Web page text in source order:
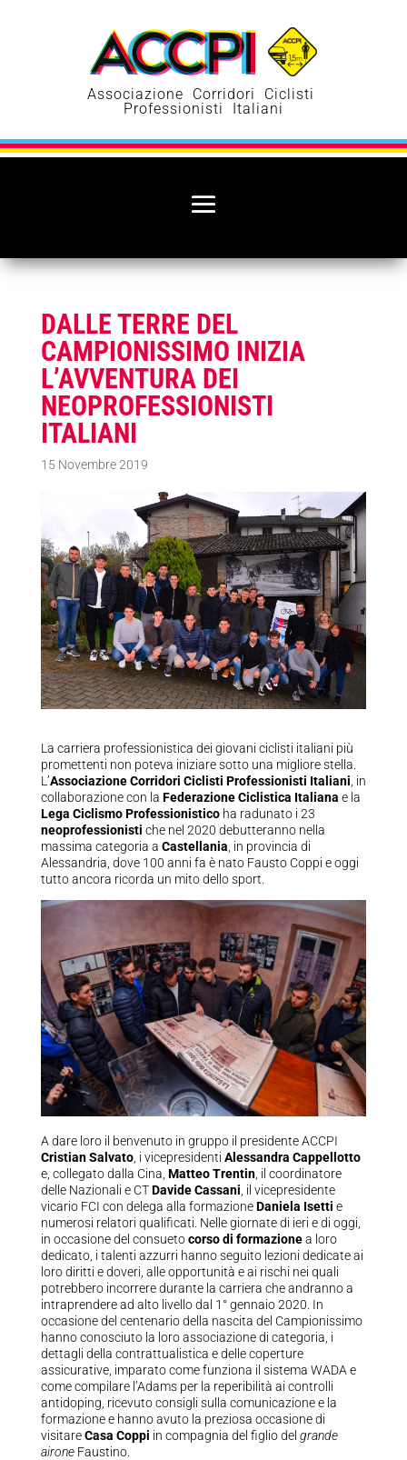
Associazione Corridori Ciclisti
Professionisti Italiani
DALLE TERRE DEL
CAMPIONISSIMO INIZIA
L’AVVENTURA DEI
NEOPROFESSIONISTI
ITALIANI
15 Novembre 2019
La carriera professionistica dei giovani ciclisti italiani più
promettenti non poteva iniziare sotto una migliore stella.
L’Associazione Corridori Ciclisti Professionisti Italiani , in
collaborazione con la Federazione Ciclistica Italiana e la
Lega Ciclismo Professionisticoha radunato i 23
neoprofessionisti che nel 2020 debutteranno nella
massima categoria a Castellania , in provincia di
Alessandria, dove 100 anni fa è nato Fausto Coppi e oggi
tutto ancora ricorda un mito dello sport.
A dare loro il benvenuto in gruppo il presidente ACCPI
Cristian Salvato, i vicepresidenti Alessandra Cappellotto
e, collegato dalla Cina, Matteo Trentin, il coordinatore
delle Nazionali e CTDavide Cassani , il vicepresidente
vicario FCI con delega alla formazioneDaniela Isetti e
numerosi relatori qualificati. Nelle giornate di ieri e di oggi,
in occasione del consuetocorso di formazionea loro
dedicato, i talenti azzurri hanno seguito lezioni dedicate ai
loro diritti e doveri, alle opportunità e ai rischi nei quali
potrebbero incorrere durante la carriera che andranno a
intraprendere ad alto livello dal 1° gennaio 2020. In
occasione del centenario della nascita del Campionissimo
hanno conosciuto la loro associazione di categoria, i
dettagli della contrattualistica e delle coperture
assicurative, imparato come funziona il sistema WADA e
come compilare l’Adams per la reperibilità ai controlli
antidoping, ricevuto consigli sulla comunicazione e la
formazione e hanno avuto la preziosa occasione di
visitareCasa Coppi in compagnia del figlio del grande
aironeFaustino.